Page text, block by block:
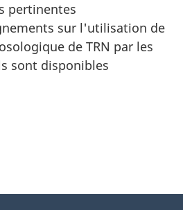
pertinentes
sur l'utilisation de
de TRN par les
sont disponibles